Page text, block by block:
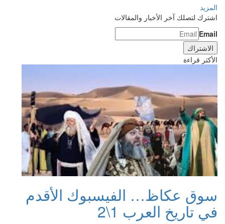
المزيد
اشترك لتصلك آخر الأخبار والمقالات
Email
الأكثر قراءة
سوق عكاظ… الفيسبوك الأقدم
في تاريخ العرب 1\2